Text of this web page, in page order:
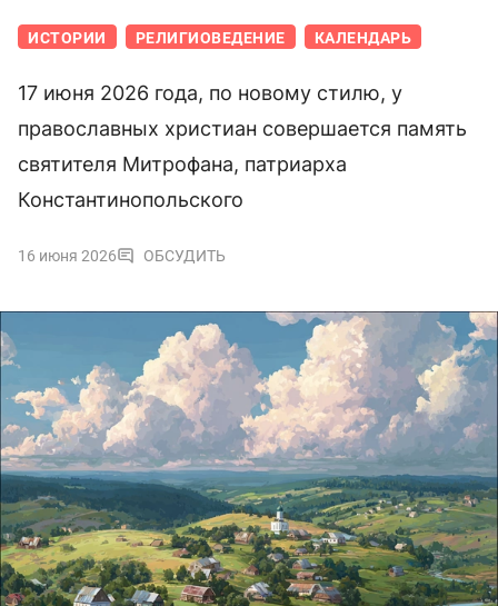
ИСТОРИИ РЕЛИГИОВЕДЕНИЕ КАЛЕНДАРЬ
17 июня 2026 года, по новому стилю, у
православных христиан совершается память
святителя Митрофана, патриарха
Константинопольского
16 июня 2026 ОБСУДИТЬ